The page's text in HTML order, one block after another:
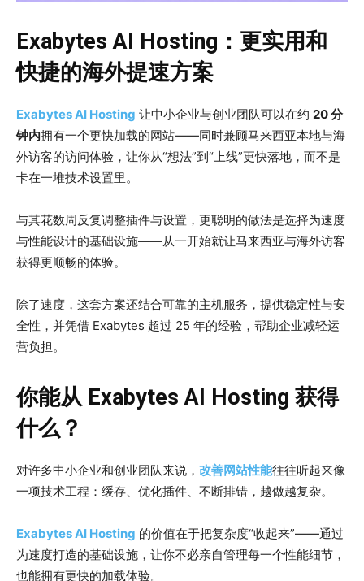
Exabytes AI Hosting：更实用和
快捷的海外提速方案
Exabytes AI Hosting 让中小企业与创业团队可以在约 20 分
钟内拥有一个更快加载的网站——同时兼顾马来西亚本地与海
外访客的访问体验，让你从“想法”到“上线”更快落地，而不是
卡在一堆技术设置里。
与其花数周反复调整插件与设置，更聪明的做法是选择为速度
与性能设计的基础设施——从一开始就让马来西亚与海外访客
获得更顺畅的体验。
除了速度，这套方案还结合可靠的主机服务，提供稳定性与安
全性，并凭借 Exabytes 超过 25 年的经验，帮助企业减轻运
营负担。
你能从 Exabytes AI Hosting 获得
什么？
对许多中小企业和创业团队来说， 改善网站性能往往听起来像
一项技术工程：缓存、优化插件、不断排错，越做越复杂。
Exabytes AI Hosting 的价值在于把复杂度“收起来”——通过
为速度打造的基础设施，让你不必亲自管理每一个性能细节，
也能拥有更快的加载体验。